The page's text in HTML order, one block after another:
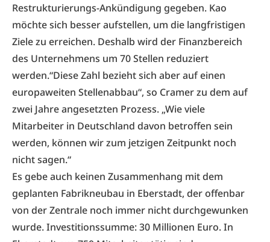
Restrukturierungs-Ankündigung gegeben. Kao
möchte sich besser aufstellen, um die langfristigen
Ziele zu erreichen. Deshalb wird der Finanzbereich
des Unternehmens um 70 Stellen reduziert
werden.“Diese Zahl bezieht sich aber auf einen
europaweiten Stellenabbau“, so Cramer zu dem auf
zwei Jahre angesetzten Prozess. „Wie viele
Mitarbeiter in Deutschland davon betroffen sein
werden, können wir zum jetzigen Zeitpunkt noch
nicht sagen.“
Es gebe auch keinen Zusammenhang mit dem
geplanten Fabrikneubau in Eberstadt, der offenbar
von der Zentrale noch immer nicht durchgewunken
wurde. Investitionssumme: 30 Millionen Euro. In